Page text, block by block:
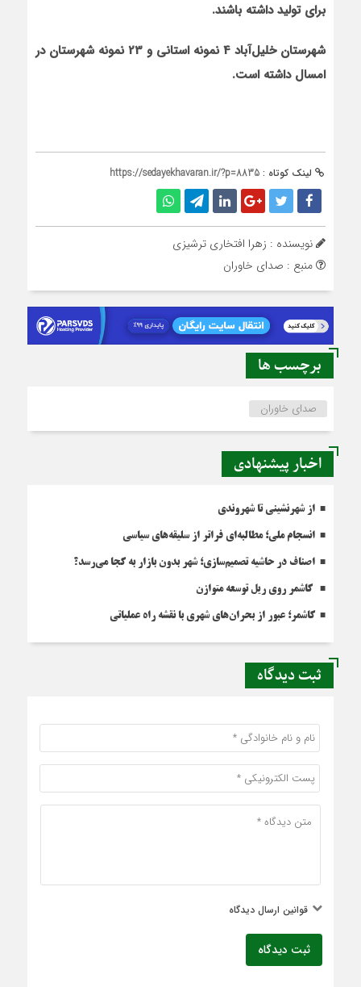
برای تولید داشته باشند.
شهرستان خلیل‌آباد 4 نمونه استانی و 23 نمونه شهرستان در
امسال داشته است.
لینک کوتاه : https://sedayekhavaran.ir/?p=8835
نویسنده : زهرا افتخاری ترشیزی
منبع : صدای خاوران
برچسب ها
صدای خاوران
اخبار پیشنهادی
از شهرنشینی تا شهروندی
انسجام ملی؛ مطالبه‌ای فراتر از سلیقه‌های سیاسی
اصناف در حاشیه تصمیم‌سازی؛ شهر بدون بازار به کجا می‌رسد؟
کاشمر روی ریل توسعه متوازن
کاشمر؛ عبور از بحران‌های شهری با نقشه راه عملیاتی
ثبت دیدگاه
قوانین ارسال دیدگاه
ثبت دیدگاه